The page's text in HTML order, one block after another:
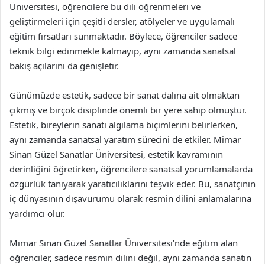
Üniversitesi, öğrencilere bu dili öğrenmeleri ve
geliştirmeleri için çeşitli dersler, atölyeler ve uygulamalı
eğitim fırsatları sunmaktadır. Böylece, öğrenciler sadece
teknik bilgi edinmekle kalmayıp, aynı zamanda sanatsal
bakış açılarını da genişletir.
Günümüzde estetik, sadece bir sanat dalına ait olmaktan
çıkmış ve birçok disiplinde önemli bir yere sahip olmuştur.
Estetik, bireylerin sanatı algılama biçimlerini belirlerken,
aynı zamanda sanatsal yaratım sürecini de etkiler. Mimar
Sinan Güzel Sanatlar Üniversitesi, estetik kavramının
derinliğini öğretirken, öğrencilere sanatsal yorumlamalarda
özgürlük tanıyarak yaratıcılıklarını teşvik eder. Bu, sanatçının
iç dünyasının dışavurumu olarak resmin dilini anlamalarına
yardımcı olur.
Mimar Sinan Güzel Sanatlar Üniversitesi’nde eğitim alan
öğrenciler, sadece resmin dilini değil, aynı zamanda sanatın